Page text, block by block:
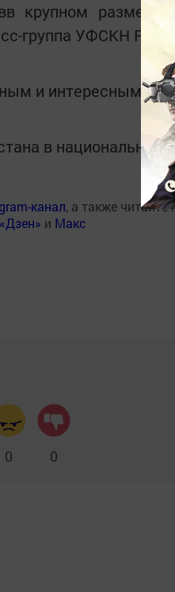
крупном
группа УФСКН
и интересным в
в
канал, а также читайте
«Дзен» и Макс
0 0